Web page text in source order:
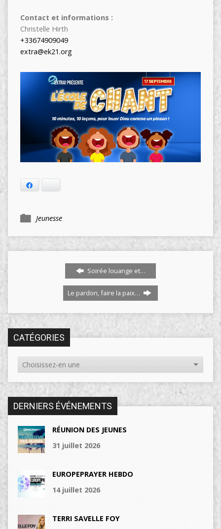
Contact et informations :
Christelle Hirth
+33674909049
extra@ek21.org
Jeunesse
Soirée louange et…
Le pardon, faire la paix…
CATÉGORIES
DERNIERS ÉVÉNEMENTS
RÉUNION DES JEUNES
31 juillet 2026
EUROPEPRAYER HEBDO
14 juillet 2026
TERRI SAVELLE FOY